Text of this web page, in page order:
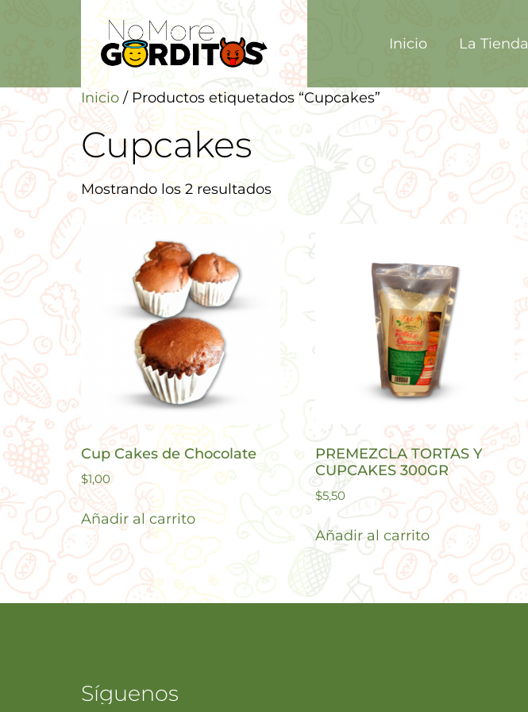
Inicio La Tienda
Inicio / Productos etiquetados “Cupcakes”
Cupcakes
Mostrando los 2 resultados
Cup Cakes de Chocolate
$1,00
Añadir al carrito
PREMEZCLA TORTAS Y
CUPCAKES 300GR
$5,50
Añadir al carrito
Síguenos